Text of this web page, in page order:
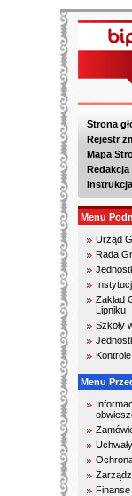
Strona
Rejestr
Mapa
Redakcja
Menu
Urząd
Rada
Zakład
Lipniku
Szkoły
Menu